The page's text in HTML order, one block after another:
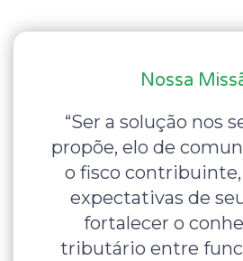
Nossa
“Ser a solução nos
propõe, elo de
o fisco
expectativas de
fortalecer o
tributário entre